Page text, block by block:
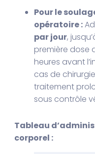
Pour le
opératoire :
par jour,
première dose
heures avant
cas de
traitement
sous contrôle
Tableau
corporel :